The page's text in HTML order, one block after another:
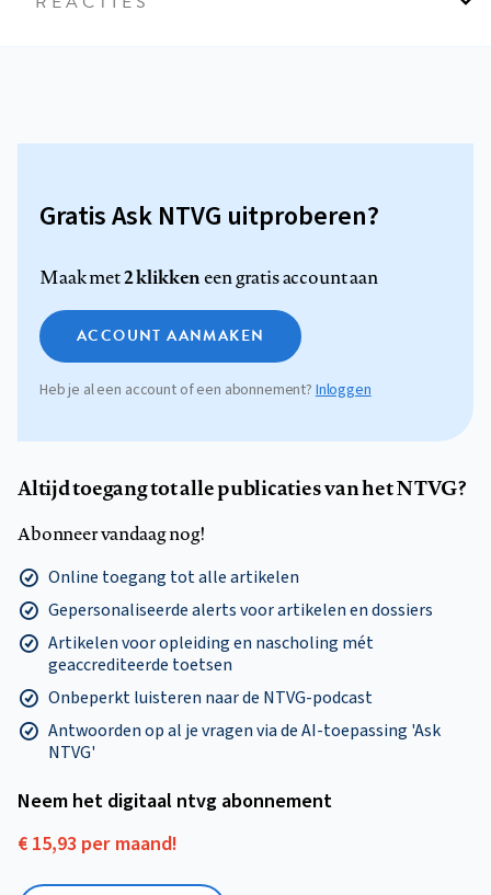
Gratis Ask NTVG uitproberen?
Maak met2 klikkeneen gratis account aan
ACCOUNT AANMAKEN
Heb je al een account of een abonnement?Inloggen
Altijd toegang tot alle publicaties van het NTVG?
Abonneer vandaag nog!
Online toegang tot alle artikelen
Gepersonaliseerde alerts voor artikelen en dossiers
Artikelen voor opleiding en nascholing mét
geaccrediteerde toetsen
Onbeperkt luisteren naar de NTVG-podcast
Antwoorden op al je vragen via de AI-toepassing 'Ask
NTVG'
Neem het digitaal ntvg abonnement
€ 15,93 per maand!